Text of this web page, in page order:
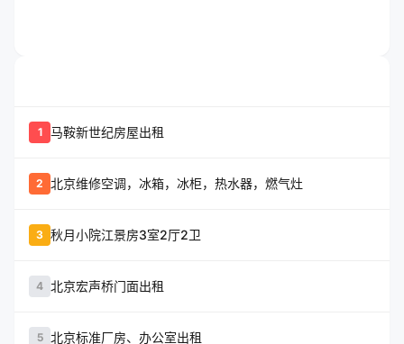
1 马鞍新世纪房屋出租
2 北京维修空调，冰箱，冰柜，热水器，燃气灶
3 秋月小院江景房3室2厅2卫
4 北京宏声桥门面出租
5 北京标准厂房、办公室出租